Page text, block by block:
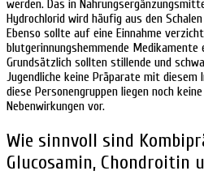
werden. Das in
Hydrochlorid wird häufig aus den
Ebenso sollte auf eine Einnahme
blutgerinnungshemmende Medikamente
Grundsätzlich sollten stillende und
Jugendliche keine Präparate mit
diese Personengruppen liegen noch
Nebenwirkungen vor.
Wie sinnvoll sind
Glucosamin, Chondroitin